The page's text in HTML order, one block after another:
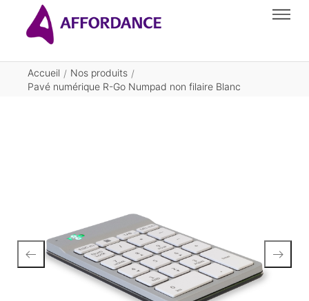
Accueil / Nos produits /
Pavé numérique R-Go Numpad non filaire Blanc